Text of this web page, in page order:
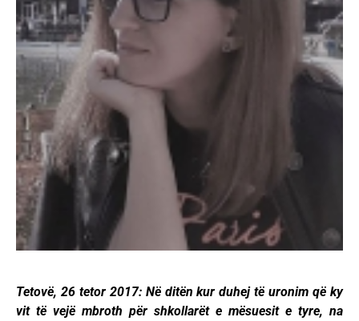
Tetovë, 26 tetor 2017: Në ditën kur duhej të uronim që ky
vit të vejë mbroth për shkollarët e mësuesit e tyre, na